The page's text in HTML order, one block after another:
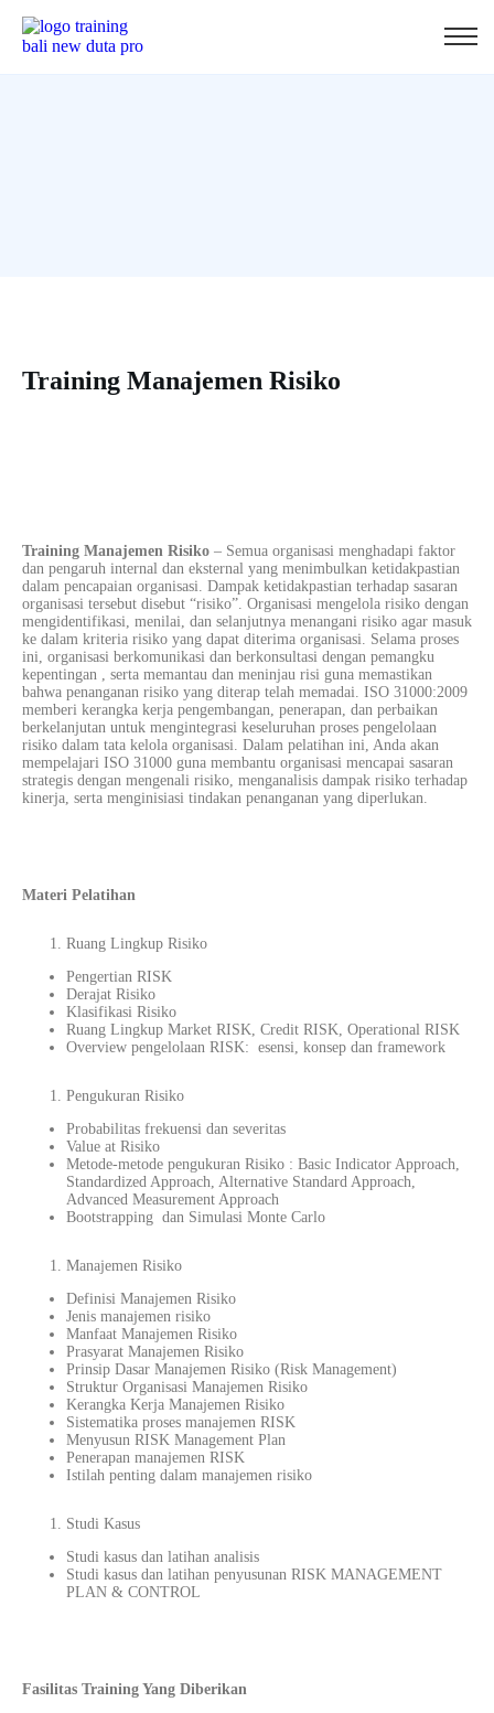
Training Manajemen Risiko
Training Manajemen Risiko – Semua organisasi menghadapi faktor
dan pengaruh internal dan eksternal yang menimbulkan ketidakpastian
dalam pencapaian organisasi. Dampak ketidakpastian terhadap sasaran
organisasi tersebut disebut “risiko”. Organisasi mengelola risiko dengan
mengidentifikasi, menilai, dan selanjutnya menangani risiko agar masuk
ke dalam kriteria risiko yang dapat diterima organisasi. Selama proses
ini, organisasi berkomunikasi dan berkonsultasi dengan pemangku
kepentingan , serta memantau dan meninjau risi guna memastikan
bahwa penanganan risiko yang diterap telah memadai. ISO 31000:2009
memberi kerangka kerja pengembangan, penerapan, dan perbaikan
berkelanjutan untuk mengintegrasi keseluruhan proses pengelolaan
risiko dalam tata kelola organisasi. Dalam pelatihan ini, Anda akan
mempelajari ISO 31000 guna membantu organisasi mencapai sasaran
strategis dengan mengenali risiko, menganalisis dampak risiko terhadap
kinerja, serta menginisiasi tindakan penanganan yang diperlukan.
Materi Pelatihan
Ruang Lingkup Risiko
Pengertian RISK
Derajat Risiko
Klasifikasi Risiko
Ruang Lingkup Market RISK, Credit RISK, Operational RISK
Overview pengelolaan RISK: esensi, konsep dan framework
Pengukuran Risiko
Probabilitas frekuensi dan severitas
Value at Risiko
Metode-metode pengukuran Risiko : Basic Indicator Approach,
Standardized Approach, Alternative Standard Approach,
Advanced Measurement Approach
Bootstrapping dan Simulasi Monte Carlo
Manajemen Risiko
Definisi Manajemen Risiko
Jenis manajemen risiko
Manfaat Manajemen Risiko
Prasyarat Manajemen Risiko
Prinsip Dasar Manajemen Risiko (Risk Management)
Struktur Organisasi Manajemen Risiko
Kerangka Kerja Manajemen Risiko
Sistematika proses manajemen RISK
Menyusun RISK Management Plan
Penerapan manajemen RISK
Istilah penting dalam manajemen risiko
Studi Kasus
Studi kasus dan latihan analisis
Studi kasus dan latihan penyusunan RISK MANAGEMENT
PLAN & CONTROL
Fasilitas Training Yang Diberikan